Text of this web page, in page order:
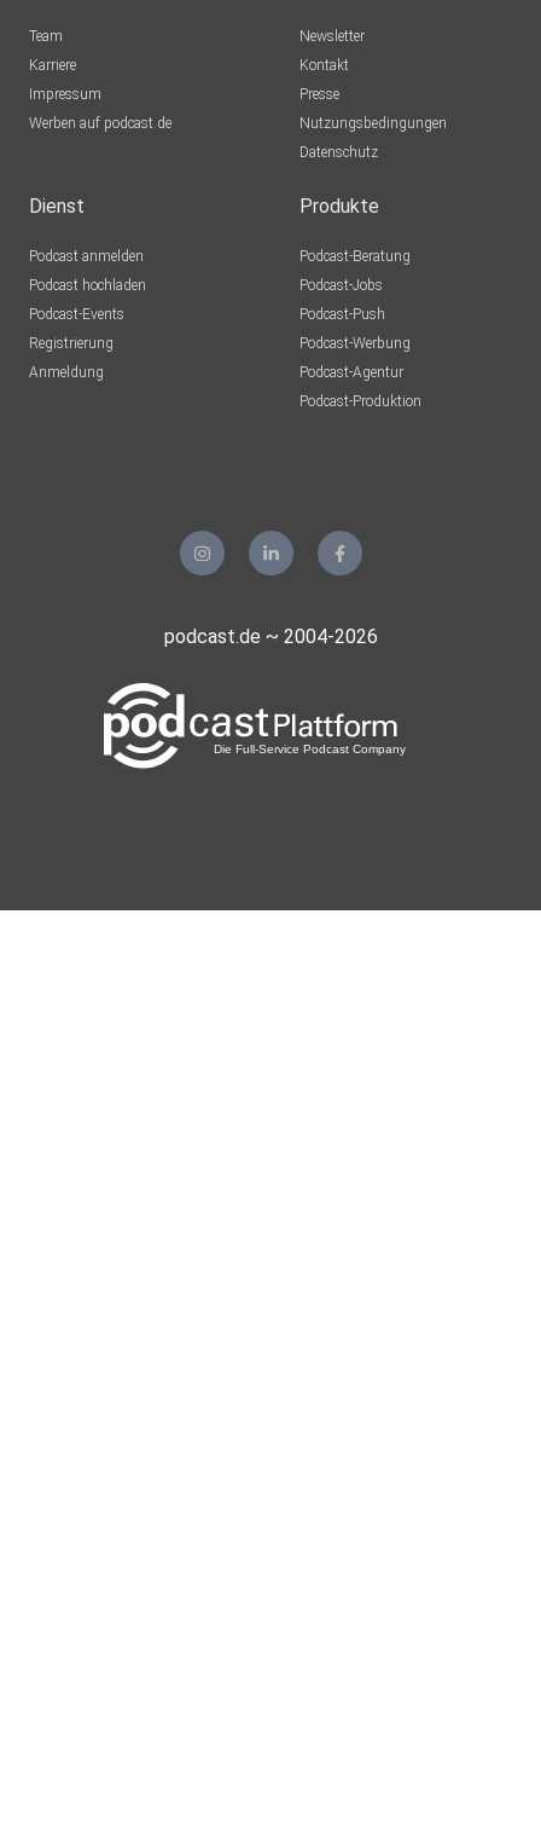
Team
Karriere
Impressum
Werben auf podcast.de
Newsletter
Kontakt
Presse
Nutzungsbedingungen
Datenschutz
Dienst
Podcast anmelden
Podcast hochladen
Podcast-Events
Registrierung
Anmeldung
Produkte
Podcast-Beratung
Podcast-Jobs
Podcast-Push
Podcast-Werbung
Podcast-Agentur
Podcast-Produktion
podcast.de ~ 2004-2026